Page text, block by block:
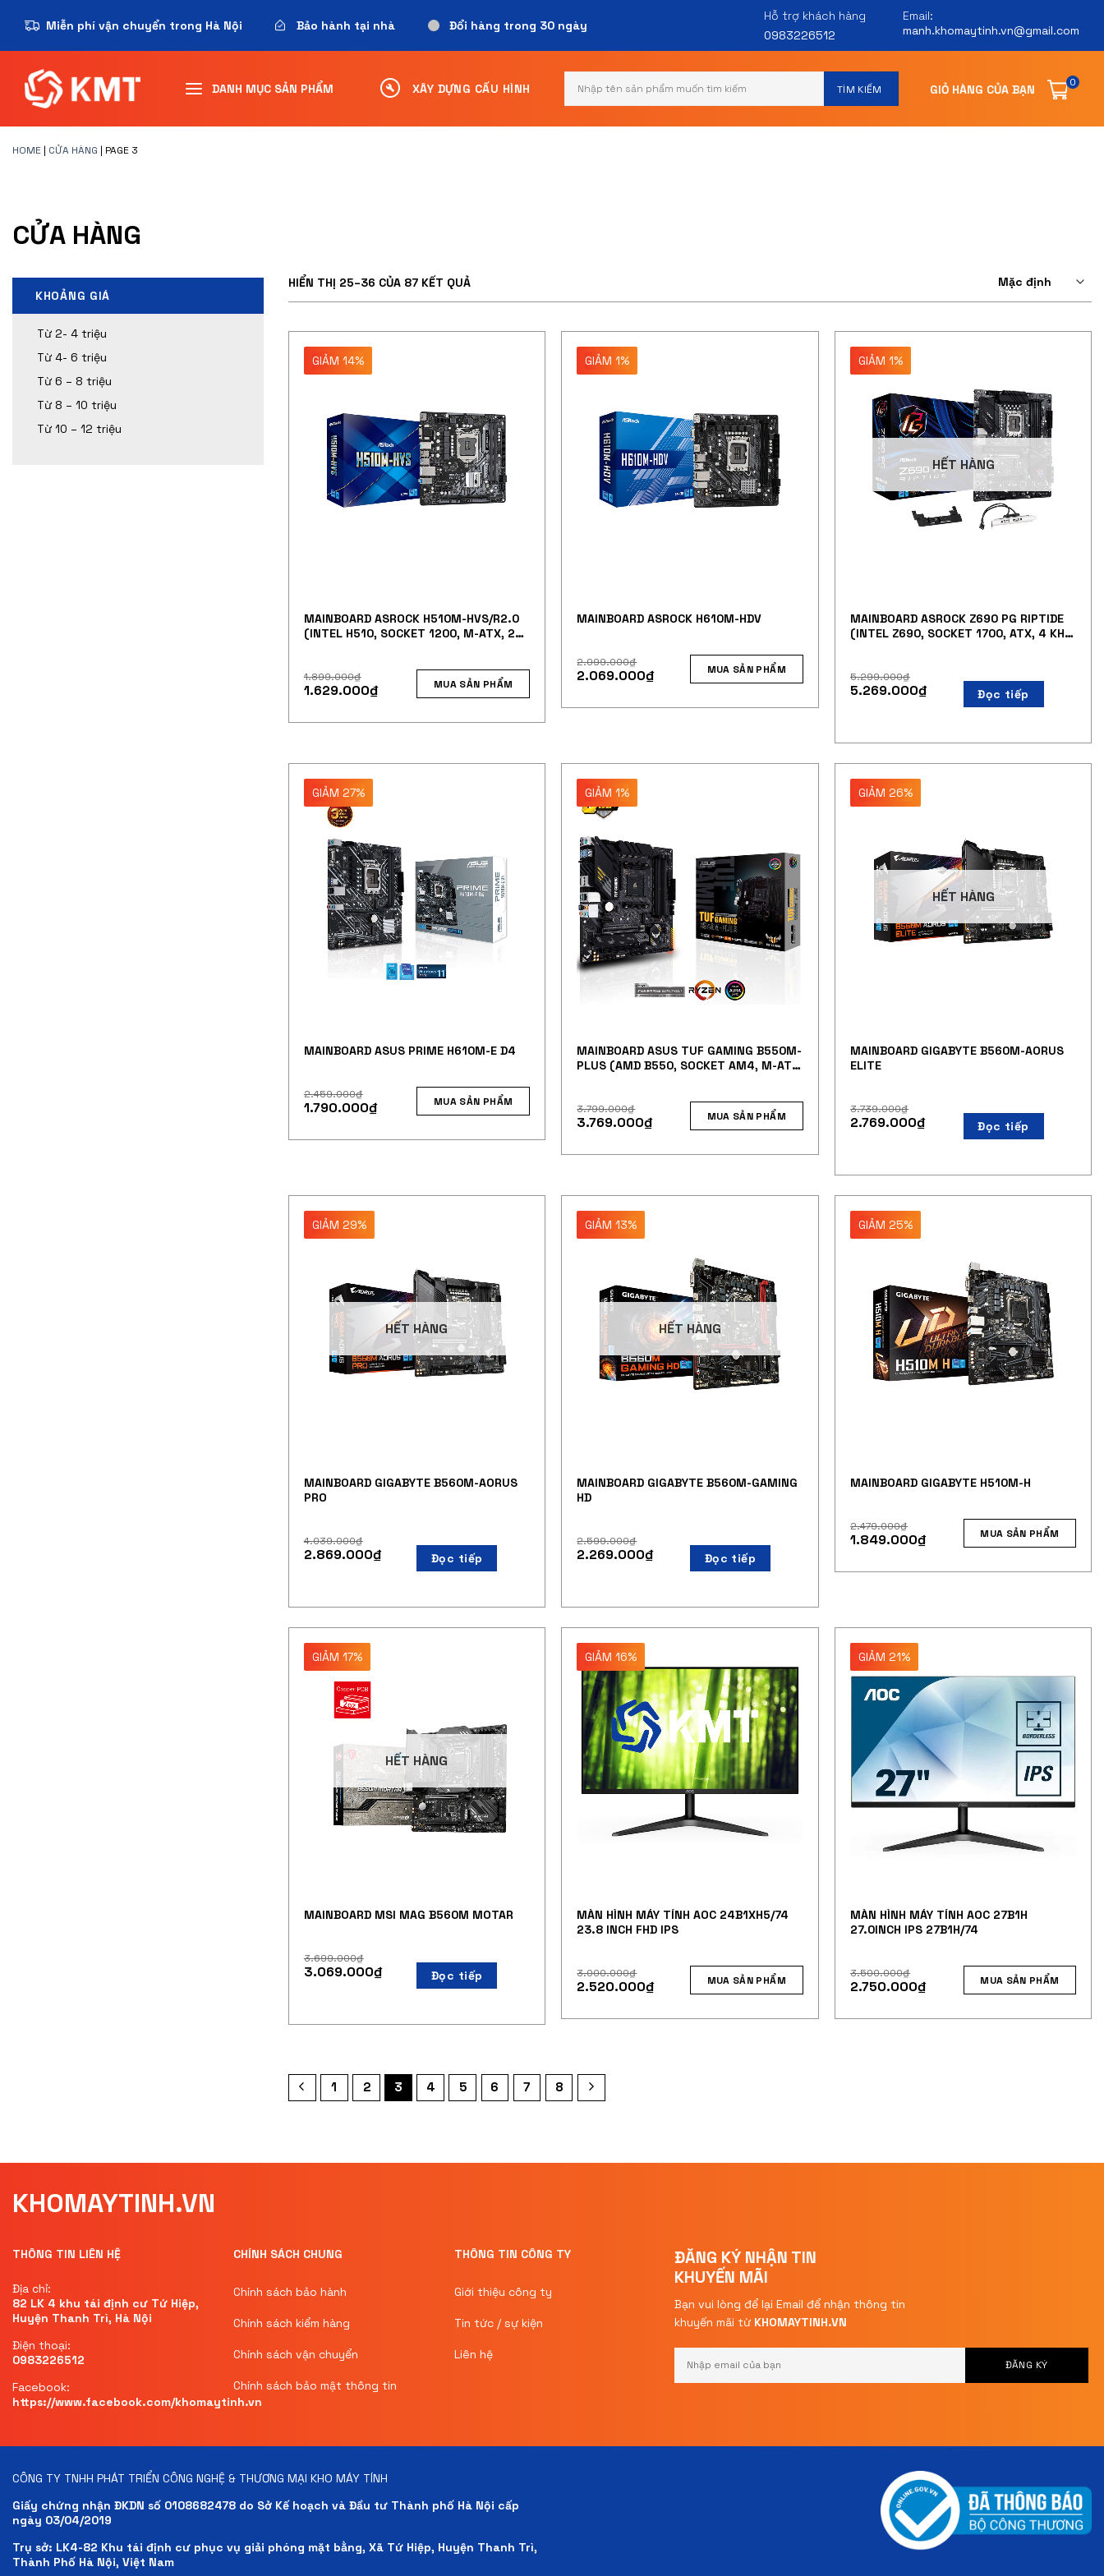
Miễn phí vận chuyển trong Hà Nội Bảo hành tại nhà Đổi hàng trong 30 ngày
Hỗ trợ khách hàng
0983226512
Email:
manh.khomaytinh.vn@gmail.com
DANH MỤC SẢN PHẨM XÂY DỰNG CẤU HÌNH 0
HOME | CỬA HÀNG | PAGE 3
CỬA HÀNG
KHOẢNG GIÁ
Từ 2- 4 triệu
Từ 4- 6 triệu
Từ 6 – 8 triệu
Từ 8 – 10 triệu
Từ 10 – 12 triệu
HIỂN THỊ 25–36 CỦA 87 KẾT QUẢ
GIẢM 14%
MAINBOARD ASROCK H510M-HVS/R2.0
(INTEL H510, SOCKET 1200, M-ATX, 2
1.899.000₫
1.629.000₫ MUA SẢN PHẨM
GIẢM 1%
MAINBOARD ASROCK H610M-HDV
2.099.000₫
2.069.000₫ MUA SẢN PHẨM
GIẢM 1%
HẾT HÀNG
MAINBOARD ASROCK Z690 PG RIPTIDE
(INTEL Z690, SOCKET 1700, ATX, 4 KHE
5.299.000₫
5.269.000₫ Đọc tiếp
GIẢM 27%
MAINBOARD ASUS PRIME H610M-E D4
2.459.000₫
1.790.000₫ MUA SẢN PHẨM
GIẢM 1%
MAINBOARD ASUS TUF GAMING B550M-
PLUS (AMD B550, SOCKET AM4, M-ATX,
3.799.000₫
3.769.000₫ MUA SẢN PHẨM
GIẢM 26%
HẾT HÀNG
MAINBOARD GIGABYTE B560M-AORUS
ELITE
3.739.000₫
2.769.000₫ Đọc tiếp
GIẢM 29%
HẾT HÀNG
MAINBOARD GIGABYTE B560M-AORUS
PRO
4.039.000₫
2.869.000₫ Đọc tiếp
GIẢM 13%
HẾT HÀNG
MAINBOARD GIGABYTE B560M-GAMING
HD
2.599.000₫
2.269.000₫ Đọc tiếp
GIẢM 25%
MAINBOARD GIGABYTE H510M-H
2.479.000₫
1.849.000₫ MUA SẢN PHẨM
GIẢM 17%
HẾT HÀNG
MAINBOARD MSI MAG B560M MOTAR
3.699.000₫
3.069.000₫ Đọc tiếp
GIẢM 16%
MÀN HÌNH MÁY TÍNH AOC 24B1XH5/74
23.8 INCH FHD IPS
3.000.000₫
2.520.000₫ MUA SẢN PHẨM
GIẢM 21%
MÀN HÌNH MÁY TÍNH AOC 27B1H
27.0INCH IPS 27B1H/74
3.500.000₫
2.750.000₫ MUA SẢN PHẨM
1 2 3 4 5 6 7 8
KHOMAYTINH.VN
THÔNG TIN LIÊN HỆ
Địa chỉ:
82 LK 4 khu tái định cư Tứ Hiệp,
Huyện Thanh Trì, Hà Nội
Điện thoại:
0983226512
Facebook:
https://www.facebook.com/khomaytinh.vn
CHÍNH SÁCH CHUNG
Chính sách bảo hành
Chính sách kiểm hàng
Chính sách vận chuyển
Chính sách bảo mật thông tin
THÔNG TIN CÔNG TY
Giới thiệu công ty
Tin tức / sự kiện
Liên hệ
ĐĂNG KÝ NHẬN TIN
KHUYẾN MÃI
Bạn vui lòng để lại Email để nhận thông tin
khuyến mãi từ KHOMAYTINH.VN
CÔNG TY TNHH PHÁT TRIỂN CÔNG NGHỆ & THƯƠNG MẠI KHO MÁY TÍNH
Giấy chứng nhận ĐKDN số 0108682478 do Sở Kế hoạch và Đầu tư Thành phố Hà Nội cấp
ngày 03/04/2019
Trụ sở: LK4-82 Khu tái định cư phục vụ giải phóng mặt bằng, Xã Tứ Hiệp, Huyện Thanh Trì,
Thành Phố Hà Nội, Việt Nam